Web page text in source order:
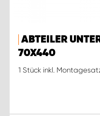
ABTEILER
70X440
1 Stück inkl.